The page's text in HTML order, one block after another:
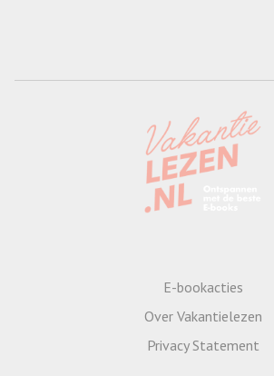
E-bookacties
Over Vakantielezen
Privacy Statement